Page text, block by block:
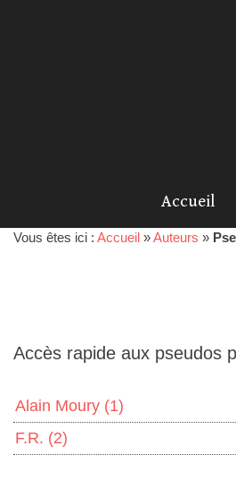
Accueil
Vous êtes ici : Accueil »Auteurs »
Accès rapide aux pseudos
Alain Moury (1)
F.R. (2)